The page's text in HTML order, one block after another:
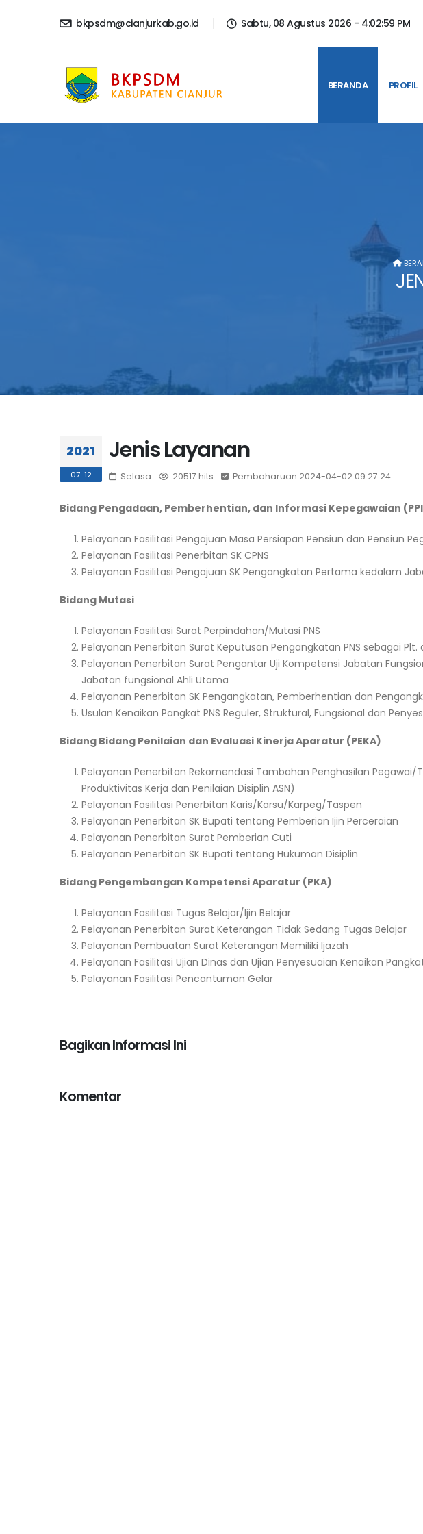
bkpsdm@cianjurkab.go.id Sabtu, 08 Agustus 2026 - 4:02:59 PM
BERANDA PROFIL
2021
07-12
Jenis Layanan
Selasa 20517 hits Pembaharuan 2024-04-02 09:27:24
Bidang Pengadaan, Pemberhentian, dan Informasi Kepegawaian
Pelayanan Fasilitasi Pengajuan Masa Persiapan Pensiun dan Pensiun
Pelayanan Fasilitasi Penerbitan SK CPNS
Pelayanan Fasilitasi Pengajuan SK Pengangkatan Pertama kedalam
Bidang Mutasi
Pelayanan Fasilitasi Surat Perpindahan/Mutasi PNS
Pelayanan Penerbitan Surat Keputusan Pengangkatan PNS sebagai Plt.
Pelayanan Penerbitan Surat Pengantar Uji Kompetensi Jabatan
Jabatan fungsional Ahli Utama
Pelayanan Penerbitan SK Pengangkatan, Pemberhentian dan
Usulan Kenaikan Pangkat PNS Reguler, Struktural, Fungsional dan
Bidang Bidang Penilaian dan Evaluasi Kinerja Aparatur (PEKA)
Pelayanan Penerbitan Rekomendasi Tambahan Penghasilan Pegawai/
Produktivitas Kerja dan Penilaian Disiplin ASN)
Pelayanan Fasilitasi Penerbitan Karis/Karsu/Karpeg/Taspen
Pelayanan Penerbitan SK Bupati tentang Pemberian Ijin Perceraian
Pelayanan Penerbitan Surat Pemberian Cuti
Pelayanan Penerbitan SK Bupati tentang Hukuman Disiplin
Bidang Pengembangan Kompetensi Aparatur (PKA)
Pelayanan Fasilitasi Tugas Belajar/Ijin Belajar
Pelayanan Penerbitan Surat Keterangan Tidak Sedang Tugas Belajar
Pelayanan Pembuatan Surat Keterangan Memiliki Ijazah
Pelayanan Fasilitasi Ujian Dinas dan Ujian Penyesuaian Kenaikan
Pelayanan Fasilitasi Pencantuman Gelar
Bagikan Informasi Ini
Komentar